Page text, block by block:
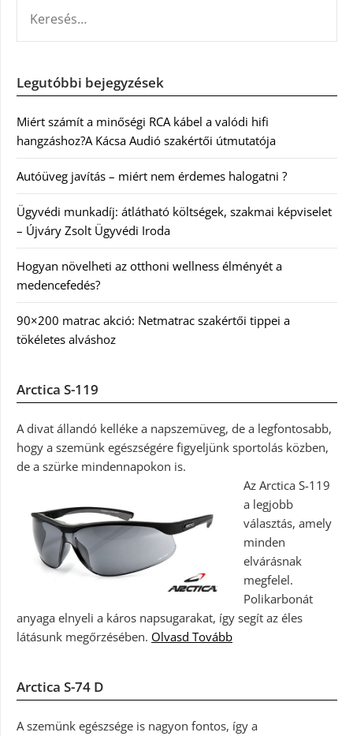
Legutóbbi bejegyzések
Miért számít a minőségi RCA kábel a valódi hifi
hangzáshoz?A Kácsa Audió szakértői útmutatója
Autóüveg javítás – miért nem érdemes halogatni ?
Ügyvédi munkadíj: átlátható költségek, szakmai képviselet
– Újváry Zsolt Ügyvédi Iroda
Hogyan növelheti az otthoni wellness élményét a
medencefedés?
90×200 matrac akció: Netmatrac szakértői tippei a
tökéletes alváshoz
Arctica S-119
A divat állandó kelléke a napszemüveg, de a legfontosabb,
hogy a szemünk egészségére figyeljünk sportolás közben,
de a szürke mindennapokon is.
Az Arctica S-119
a legjobb
választás, amely
minden
elvárásnak
megfelel.
Polikarbonát
anyaga elnyeli a káros napsugarakat, így segít az éles
látásunk megőrzésében. Olvasd Tovább
Arctica S-74 D
A szemünk egészsége is nagyon fontos, így a